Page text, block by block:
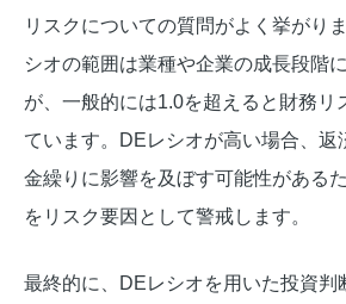
リスクについての質問がよく挙がり
シオの範囲は業種や企業の成長段階
が、一般的には1.0を超えると財務リ
ています。DEレシオが高い場合、返
金繰りに影響を及ぼす可能性がある
をリスク要因として警戒します。
最終的に、DEレシオを用いた投資判